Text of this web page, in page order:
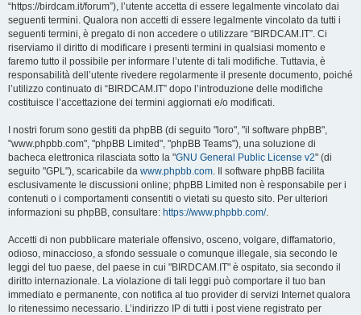
“https://birdcam.it/forum”), l’utente accetta di essere legalmente vincolato dai
seguenti termini. Qualora non accetti di essere legalmente vincolato da tutti i
seguenti termini, è pregato di non accedere o utilizzare “BIRDCAM.IT”. Ci
riserviamo il diritto di modificare i presenti termini in qualsiasi momento e
faremo tutto il possibile per informare l’utente di tali modifiche. Tuttavia, è
responsabilità dell’utente rivedere regolarmente il presente documento, poiché
l’utilizzo continuato di “BIRDCAM.IT” dopo l’introduzione delle modifiche
costituisce l’accettazione dei termini aggiornati e/o modificati.
I nostri forum sono gestiti da phpBB (di seguito "loro", "il software phpBB",
"www.phpbb.com", "phpBB Limited", "phpBB Teams"), una soluzione di
bacheca elettronica rilasciata sotto la "GNU General Public License v2" (di
seguito "GPL"), scaricabile da www.phpbb.com. Il software phpBB facilita
esclusivamente le discussioni online; phpBB Limited non è responsabile per i
contenuti o i comportamenti consentiti o vietati su questo sito. Per ulteriori
informazioni su phpBB, consultare: https://www.phpbb.com/.
Accetti di non pubblicare materiale offensivo, osceno, volgare, diffamatorio,
odioso, minaccioso, a sfondo sessuale o comunque illegale, sia secondo le
leggi del tuo paese, del paese in cui "BIRDCAM.IT" è ospitato, sia secondo il
diritto internazionale. La violazione di tali leggi può comportare il tuo ban
immediato e permanente, con notifica al tuo provider di servizi Internet qualora
lo ritenessimo necessario. L’indirizzo IP di tutti i post viene registrato per